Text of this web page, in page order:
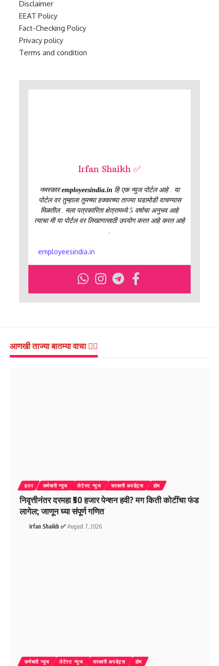
Disclaimer
EEAT Policy
Fact-Checking Policy
Privacy policy
Terms and condition
Irfan Shaikh ✅
नमस्कारemployeesindia.in हि एक न्युज पोर्टल आहे . या
पोर्टल वर तुम्हाला तुमच्या हक्काच्या ताज्या घडामोडी वाचण्यास
मिळतील . मला पत्रकारिता क्षेत्रामध्ये 5 वर्षाचा अनुभव आहे
त्याचा मी या पोर्टल वर लिखाणासाठी उपयोग करत आहे करत आहे
employeesindia.in
आणखी ताज्या बातम्या वाचा 👇🏻
इतर कर्मचारी न्युज लेटेस्ट न्युज सरकारी अपडेट्स होम
निवृत्तीनंतर दरमहा ₹50 हजार पेन्शन हवी? मग किती कोटींचा फंड
लागेल; जाणून घ्या संपूर्ण गणित
Irfan Shaikh ✅ August 7, 2026
कर्मचारी न्युज लेटेस्ट न्युज सरकारी अपडेट्स होम